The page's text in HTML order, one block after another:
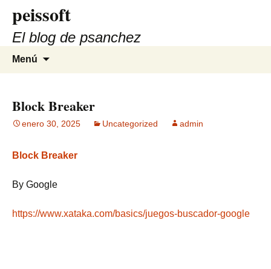
contenido
peissoft
El blog de psanchez
Menú
Block Breaker
enero 30, 2025 Uncategorized admin
Block Breaker
By Google
https://www.xataka.com/basics/juegos-buscador-google